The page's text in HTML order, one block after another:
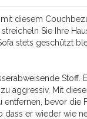
diesem
Sie Ihre
stets geschützt
aggressiv. Mit
bevor die
er wieder wie